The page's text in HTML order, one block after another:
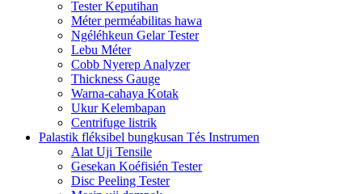
Tester Keputihan
Méter perméabilitas hawa
Ngéléhkeun Gelar Tester
Lebu Méter
Cobb Nyerep Analyzer
Thickness Gauge
Warna-cahaya Kotak
Ukur Kelembapan
Centrifuge listrik
Palastik fléksibel bungkusan Tés Instrumen
Alat Uji Tensile
Gesekan Koéfisién Tester
Disc Peeling Tester